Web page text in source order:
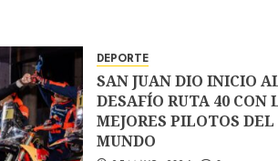
DEPORTE
SAN JUAN DIO INICIO
DESAFÍO RUTA 40 CON
MEJORES PILOTOS DEL
MUNDO